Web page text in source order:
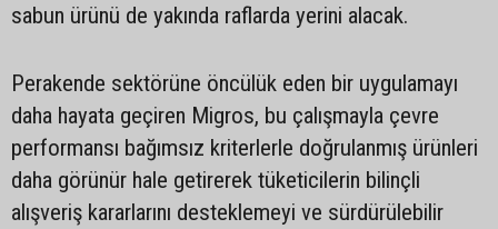
sabun ürünü de yakında raflarda yerini alacak.
Perakende sektörüne öncülük eden bir uygulamayı
daha hayata geçiren Migros, bu çalışmayla çevre
performansı bağımsız kriterlerle doğrulanmış ürünleri
daha görünür hale getirerek tüketicilerin bilinçli
alışveriş kararlarını desteklemeyi ve sürdürülebilir